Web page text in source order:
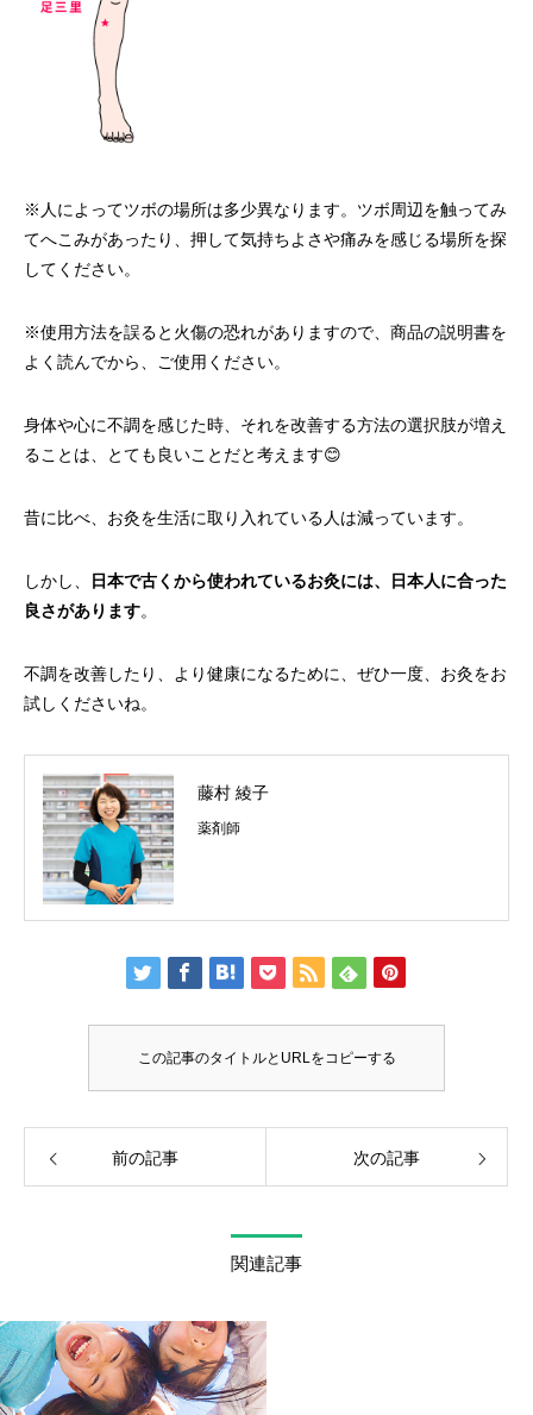
※人によってツボの場所は多少異なります。ツボ周辺を触ってみ
てへこみがあったり、押して気持ちよさや痛みを感じる場所を探
してください。
※使用方法を誤ると火傷の恐れがありますので、商品の説明書を
よく読んでから、ご使用ください。
身体や心に不調を感じた時、それを改善する方法の選択肢が増え
ることは、とても良いことだと考えます😊
昔に比べ、お灸を生活に取り入れている人は減っています。
しかし、
日本で古くから使われているお灸には、日本人に合った
良さがあります。
不調を改善したり、より健康になるために、ぜひ一度、お灸をお
試しくださいね。
藤村 綾子
薬剤師
この記事のタイトルとURLをコピーする
前の記事 次の記事
関連記事